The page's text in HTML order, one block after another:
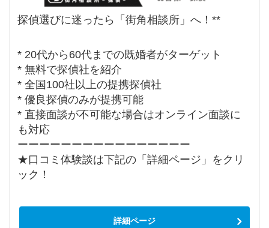
探偵選びに迷ったら「街角相談所」へ！**
* 20代から60代までの既婚者がターゲット
* 無料で探偵社を紹介
* 全国100社以上の提携探偵社
* 優良探偵のみが提携可能
* 直接面談が不可能な場合はオンライン面談に
も対応
ーーーーーーーーーーーーーーーー
★口コミ体験談は下記の「詳細ページ」をクリ
ック！
詳細ページ